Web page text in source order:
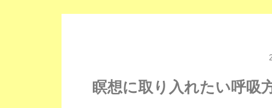
瞑想に取り入れたい呼吸